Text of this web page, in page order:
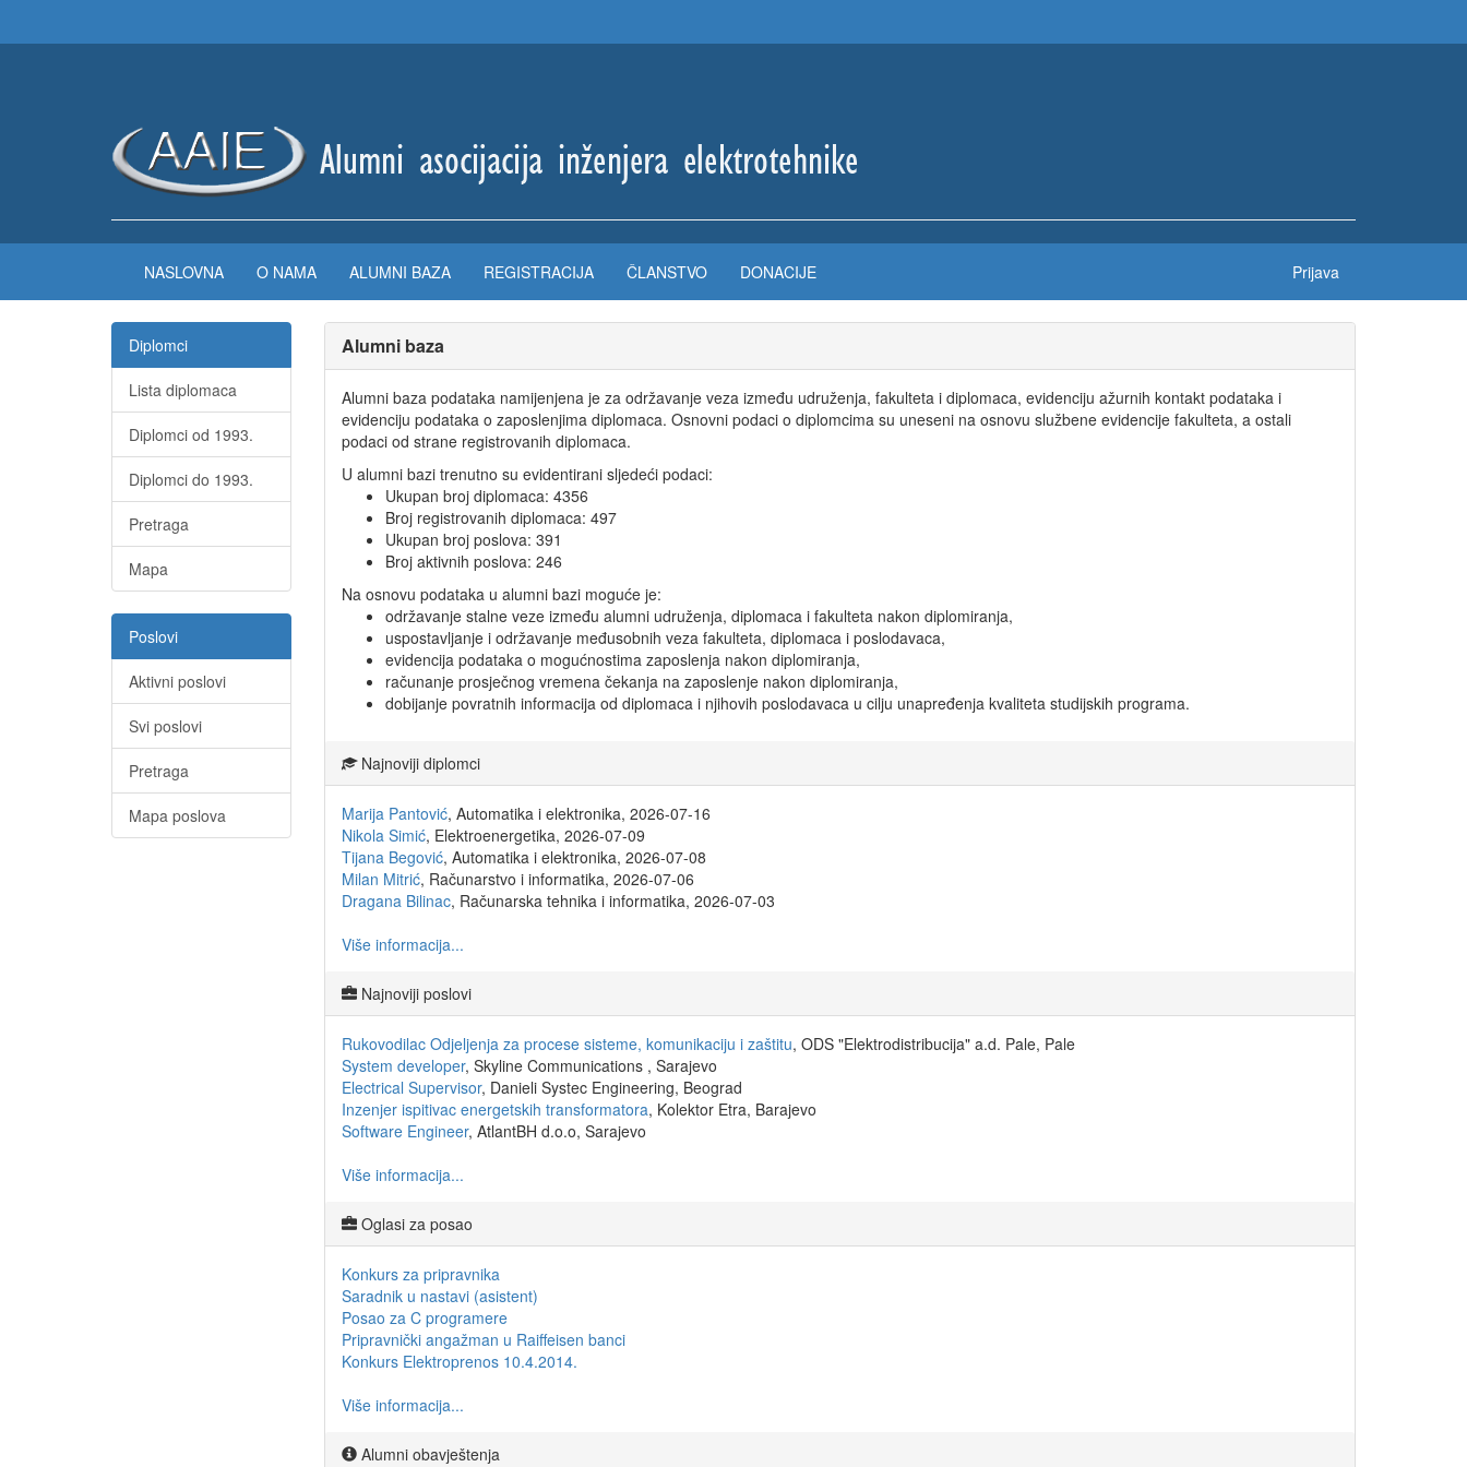
NASLOVNA O NAMA ALUMNI BAZA REGISTRACIJA ČLANSTVO DONACIJE Prijava
Diplomci
Lista diplomaca
Diplomci od 1993.
Diplomci do 1993.
Pretraga
Mapa
Poslovi
Aktivni poslovi
Svi poslovi
Pretraga
Mapa poslova
Alumni baza
Alumni baza podataka namijenjena je za održavanje veza između udruženja, fakulteta i diplomaca, evidenciju ažurnih kontakt podataka i
evidenciju podataka o zaposlenjima diplomaca. Osnovni podaci o diplomcima su uneseni na osnovu službene evidencije fakulteta, a ostali
podaci od strane registrovanih diplomaca.
U alumni bazi trenutno su evidentirani sljedeći podaci:
Ukupan broj diplomaca: 4356
Broj registrovanih diplomaca: 497
Ukupan broj poslova: 391
Broj aktivnih poslova: 246
Na osnovu podataka u alumni bazi moguće je:
održavanje stalne veze između alumni udruženja, diplomaca i fakulteta nakon diplomiranja,
uspostavljanje i održavanje međusobnih veza fakulteta, diplomaca i poslodavaca,
evidencija podataka o mogućnostima zaposlenja nakon diplomiranja,
računanje prosječnog vremena čekanja na zaposlenje nakon diplomiranja,
dobijanje povratnih informacija od diplomaca i njihovih poslodavaca u cilju unapređenja kvaliteta studijskih programa.
Najnoviji diplomci
Marija Pantović, Automatika i elektronika, 2026-07-16
Nikola Simić, Elektroenergetika, 2026-07-09
Tijana Begović, Automatika i elektronika, 2026-07-08
Milan Mitrić, Računarstvo i informatika, 2026-07-06
Dragana Bilinac, Računarska tehnika i informatika, 2026-07-03
Više informacija...
Najnoviji poslovi
Rukovodilac Odjeljenja za procese sisteme, komunikaciju i zaštitu, ODS "Elektrodistribucija" a.d. Pale, Pale
System developer, Skyline Communications , Sarajevo
Electrical Supervisor, Danieli Systec Engineering, Beograd
Inzenjer ispitivac energetskih transformatora, Kolektor Etra, Barajevo
Software Engineer, AtlantBH d.o.o, Sarajevo
Više informacija...
Oglasi za posao
Konkurs za pripravnika
Saradnik u nastavi (asistent)
Posao za C programere
Pripravnički angažman u Raiffeisen banci
Konkurs Elektroprenos 10.4.2014.
Više informacija...
Alumni obavještenja